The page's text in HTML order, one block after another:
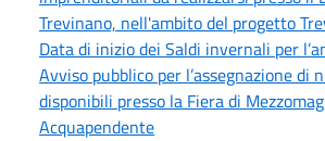
Trevinano, nell'ambito del progetto
Data di inizio dei Saldi invernali per
Avviso pubblico per l’assegnazione di
disponibili presso la Fiera di
Acquapendente